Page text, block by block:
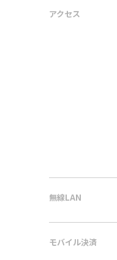
アクセス
無線LAN
モバイル決済